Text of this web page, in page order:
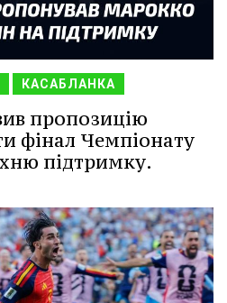
КАСАБЛАНКА
пропозицію
фінал Чемпіонату
підтримку.